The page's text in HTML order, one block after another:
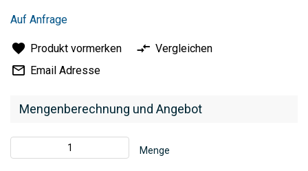
springen
Mengenberechnung und Angebot
Menge
Auf Anfrage
Produkt vormerken
Vergleichen
Email Adresse